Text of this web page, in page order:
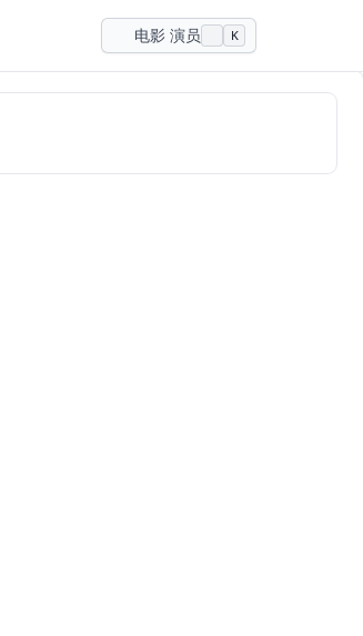
电影 演员 K